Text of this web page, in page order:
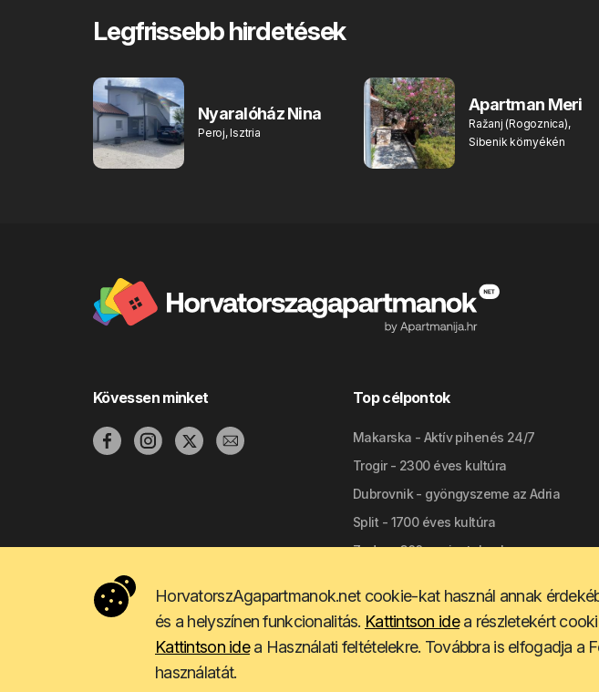
Legfrissebb hirdetések
Nyaralóház Nina
Peroj, Isztria
Apartman Meri
Ražanj (Rogoznica),
Sibenik környékén
Kövessen minket Top célpontok
Makarska - Aktív pihenés 24/7
Trogir - 2300 éves kultúra
Dubrovnik - gyöngyszeme az Adria
Split - 1700 éves kultúra
Zadar - 300+ szigeteken!
Copyright © 2009 - 2026 Do-bra d.o.o.
HorvatorszAgapartmanok.net cookie-kat használ annak
és a helyszínen funkcionalitás. Kattintson idea részletekért
Kattintson idea Használati feltételekre. Továbbra is elfogadja a
használatát.